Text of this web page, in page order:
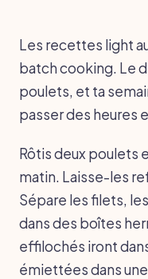
Les recettes light
batch cooking. Le
poulets, et ta
passer des heures
Rôtis deux poulets
matin. Laisse-les
Sépare les filets,
dans des boîtes
effilochés iront
émiettées dans